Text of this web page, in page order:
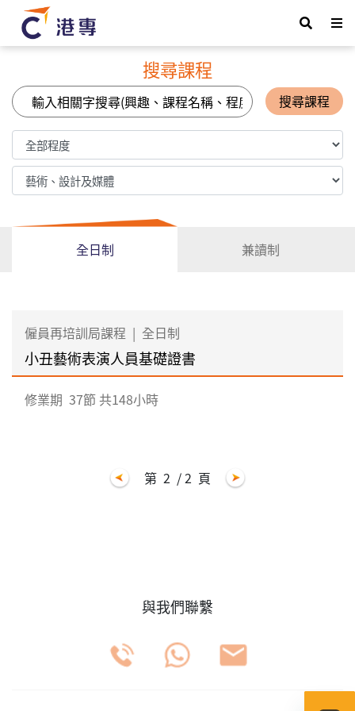
搜尋課程
搜尋課程
全日制 兼讀制
僱員再培訓局課程 | 全日制
小丑藝術表演人員基礎證書
修業期 37節 共148小時
第 2 / 2 頁
與我們聯繫